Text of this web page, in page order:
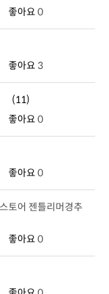
좋아요 0
좋아요 3
(11)
좋아요 0
좋아요 0
좋아요 0